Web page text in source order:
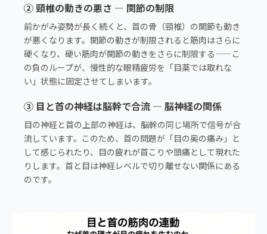
② 頸椎の動きの悪さ — 関節の制限
前かがみ姿勢が長く続くと、首の骨（頸椎）の関節も動き
が悪くなります。関節の動きが制限されると筋肉はさらに
硬くなり、硬い筋肉が関節の動きをさらに制限する——こ
の負のループが、慢性的な眼精疲労を「目薬では取れな
い」状態に固定させてしまいます。
③ 目と首の神経は脳幹で合流 — 脳神経の関係
目の神経と首の上部の神経は、脳幹の同じ場所で信号が合
流しています。このため、首の問題が「目の奥の痛み」と
して感じられたり、目の疲れが首こりや頭痛として現れた
りします。首と目は神経レベルで切り離せない関係にある
のです。